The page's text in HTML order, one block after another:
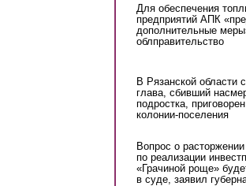
Для обеспечения
предприятий АПК
дополнительные
облправительство
В Рязанской области
глава, сбивший
подростка,
колонии-поселения
Вопрос о
по реализации
«Грачиной роще»
в суде, заявил